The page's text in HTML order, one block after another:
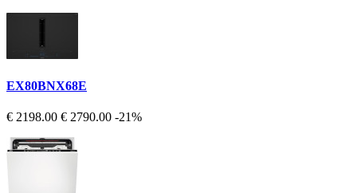
EX80BNX68E
€ 2198.00 € 2790.00 -21%